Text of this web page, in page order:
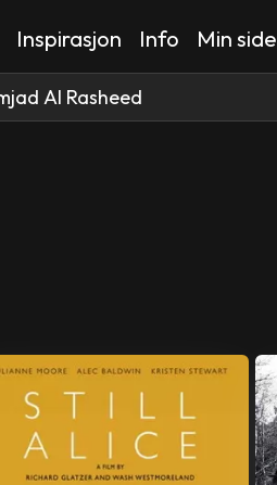
Inspirasjon Info Min side